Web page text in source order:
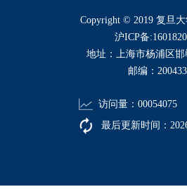
​Copyright © 2019 复旦
沪ICP备
地址：上海市杨浦区邯
邮编：200433
访问量： 00054075
最后更新时间：